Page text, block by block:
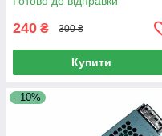
240 ₴ 300 ₴
Купити
–10%